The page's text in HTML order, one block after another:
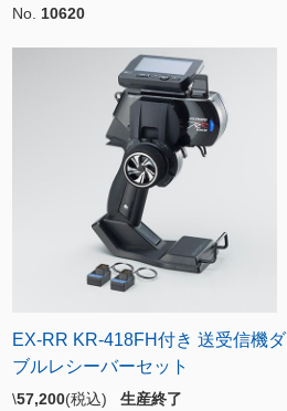
No. 10620
EX-RR KR-418FH付き 送受信機ダ
ブルレシーバーセット
\57,200(税込) 生産終了